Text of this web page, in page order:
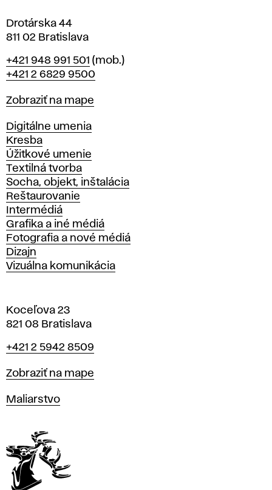
Drotárska 44
811 02 Bratislava
Telefón
+421 948 991 501 (mob.)
+421 2 6829 9500
Mapa
Zobraziť na mape
Katedry
Digitálne umenia
Kresba
Úžitkové umenie
Textilná tvorba
Socha, objekt, inštalácia
Reštaurovanie
Intermédiá
Grafika a iné médiá
Fotografia a nové médiá
Dizajn
Vizuálna komunikácia
Koceľova 23
821 08 Bratislava
Telefón
+421 2 5942 8509
Mapa
Zobraziť na mape
Katedry
Maliarstvo